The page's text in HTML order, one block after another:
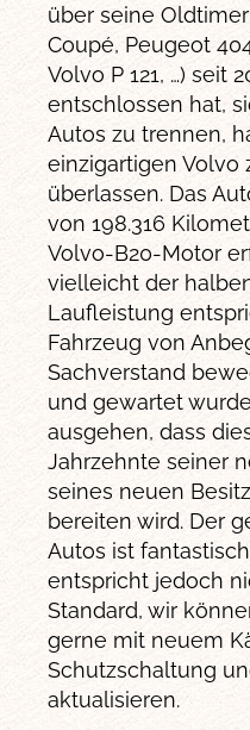
über seine
Coupé, Peugeot
Volvo P 121, …) seit
entschlossen hat,
Autos zu trennen,
einzigartigen Volvo
überlassen. Das
von 198.316
Volvo-B20-Motor
vielleicht der
Laufleistung
Fahrzeug von
Sachverstand
und gewartet
ausgehen, dass
Jahrzehnte seiner
seines neuen
bereiten wird. Der
Autos ist
entspricht jedoch
Standard, wir
gerne mit neuem
Schutzschaltung
aktualisieren.